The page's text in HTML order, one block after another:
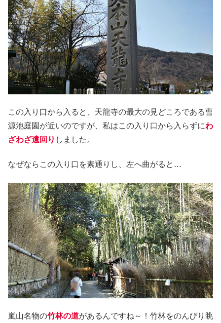
この入り口から入ると、天龍寺の最大の見どころである曹
源池庭園が近いのですが、私はこの入り口から入らずにわ
ざわざ遠回り しました。
なぜならこの入り口を素通りし、左へ曲がると…
嵐山名物の竹林の道があるんですね～！竹林をのんびり眺